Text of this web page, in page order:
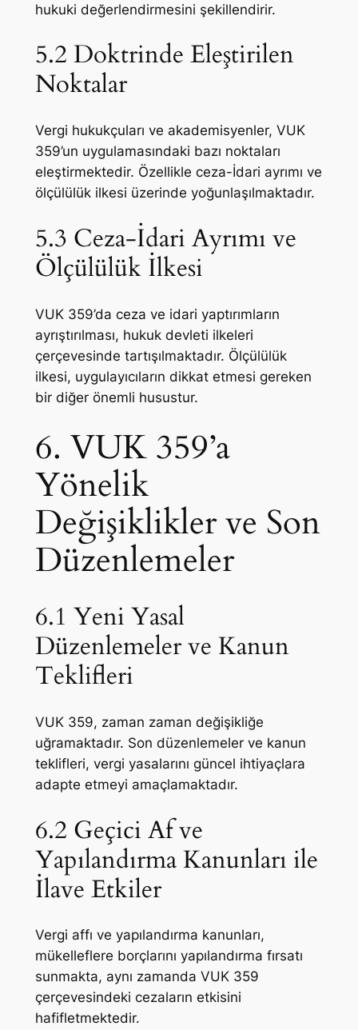
hukuki değerlendirmesini şekillendirir.
5.2 Doktrinde Eleştirilen
Noktalar
Vergi hukukçuları ve akademisyenler, VUK
359’un uygulamasındaki bazı noktaları
eleştirmektedir. Özellikle ceza-İdari ayrımı ve
ölçülülük ilkesi üzerinde yoğunlaşılmaktadır.
5.3 Ceza-İdari Ayrımı ve
Ölçülülük İlkesi
VUK 359’da ceza ve idari yaptırımların
ayrıştırılması, hukuk devleti ilkeleri
çerçevesinde tartışılmaktadır. Ölçülülük
ilkesi, uygulayıcıların dikkat etmesi gereken
bir diğer önemli husustur.
6. VUK 359’a
Yönelik
Değişiklikler ve Son
Düzenlemeler
6.1 Yeni Yasal
Düzenlemeler ve Kanun
Teklifleri
VUK 359, zaman zaman değişikliğe
uğramaktadır. Son düzenlemeler ve kanun
teklifleri, vergi yasalarını güncel ihtiyaçlara
adapte etmeyi amaçlamaktadır.
6.2 Geçici Af ve
Yapılandırma Kanunları ile
İlave Etkiler
Vergi affı ve yapılandırma kanunları,
mükelleflere borçlarını yapılandırma fırsatı
sunmakta, aynı zamanda VUK 359
çerçevesindeki cezaların etkisini
hafifletmektedir.